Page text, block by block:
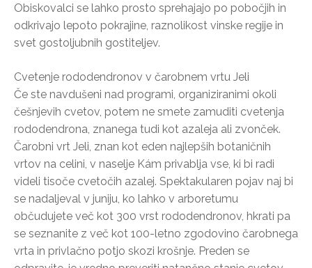
Obiskovalci se lahko prosto sprehajajo po pobočjih in
odkrivajo lepoto pokrajine, raznolikost vinske regije in
svet gostoljubnih gostiteljev.
Cvetenje rododendronov v čarobnem vrtu Jeli
Če ste navdušeni nad programi, organiziranimi okoli
češnjevih cvetov, potem ne smete zamuditi cvetenja
rododendrona, znanega tudi kot azaleja ali zvonček.
Čarobni vrt Jeli, znan kot eden najlepših botaničnih
vrtov na celini, v naselje Kám privablja vse, ki bi radi
videli tisoče cvetočih azalej. Spektakularen pojav naj bi
se nadaljeval v juniju, ko lahko v arboretumu
občudujete več kot 300 vrst rododendronov, hkrati pa
se seznanite z več kot 100-letno zgodovino čarobnega
vrta in privlačno potjo skozi krošnje. Preden se